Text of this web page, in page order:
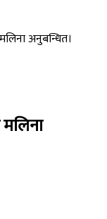
अनुबन्धित।